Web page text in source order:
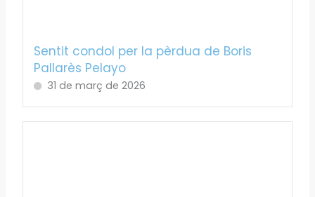
Sentit condol per la pèrdua de Boris
Pallarès Pelayo
31 de març de 2026